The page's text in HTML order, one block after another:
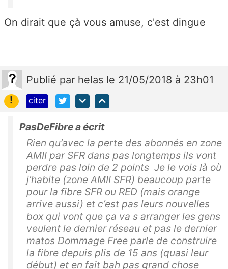
On dirait que çà vous amuse, c'est dingue
Publié par helas le 21/05/2018 à 23h01
!
citer
PasDeFibre a écrit
Rien qu’avec la perte des abonnés en zone
AMII par SFR dans pas longtemps ils vont
perdre pas loin de 2 points Je le vois là où
j’habite (zone AMII SFR) beaucoup parte
pour la fibre SFR ou RED (mais orange
arrive aussi) et c’est pas leurs nouvelles
box qui vont que ça va s arranger les gens
veulent le dernier réseau et pas le dernier
matos Dommage Free parle de construire
la fibre depuis plis de 15 ans (quasi leur
début) et en fait bah pas grand chose